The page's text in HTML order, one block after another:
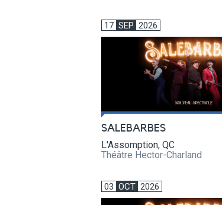
17 SEP 2026
SALEBARBES
L'Assomption, QC
Théâtre Hector-Charland
03 OCT 2026